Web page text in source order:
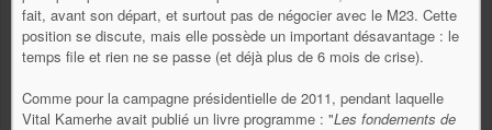
fait, avant son départ, et surtout pas de négocier avec le M23. Cette
position se discute, mais elle possède un important désavantage : le
temps file et rien ne se passe (et déjà plus de 6 mois de crise).
Comme pour la campagne présidentielle de 2011, pendant laquelle
Vital Kamerhe avait publié un livre programme : "Les fondements de